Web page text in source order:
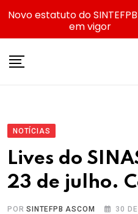
NOTÍCIAS
Lives do
23 de julho.
PORSINTEFPB ASCOM 30
Novo estatuto do
em vigor